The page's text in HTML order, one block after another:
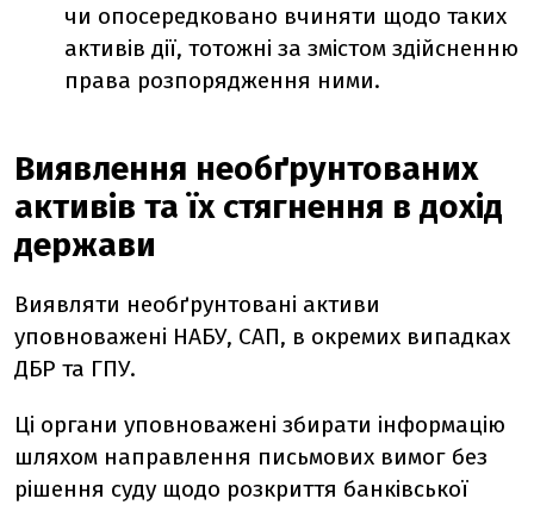
чи опосередковано вчиняти щодо таких
активів дії, тотожні за змістом здійсненню
права розпорядження ними.
Виявлення необґрунтованих
активів та їх стягнення в дохід
держави
Виявляти необґрунтовані активи
уповноважені НАБУ, САП, в окремих випадках
ДБР та ГПУ.
Ці органи уповноважені збирати інформацію
шляхом направлення письмових вимог без
рішення суду щодо розкриття банківської